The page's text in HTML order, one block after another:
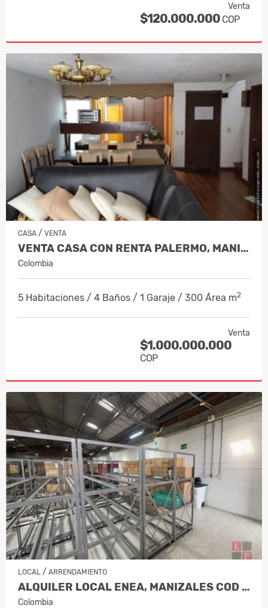
Venta
$120.000.000 COP
CASA / VENTA
VENTA CASA CON RENTA PALERMO, MANIZA…
Colombia
5 Habitaciones / 4 Baños / 1 Garaje / 300 Área m2
Venta
$1.000.000.000
COP
LOCAL / ARRENDAMIENTO
ALQUILER LOCAL ENEA, MANIZALES COD 1…
Colombia